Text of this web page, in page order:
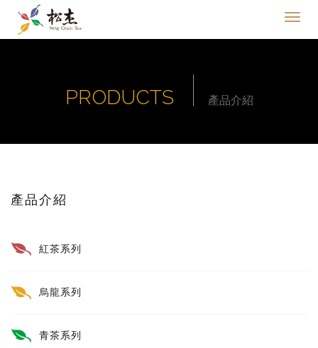
PRODUCTS 產品介紹
產品介紹
紅茶系列
烏龍系列
青茶系列